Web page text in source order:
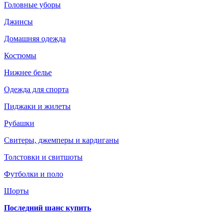
Головные уборы
Джинсы
Домашняя одежда
Костюмы
Нижнее белье
Одежда для спорта
Пиджаки и жилеты
Рубашки
Свитеры, джемперы и кардиганы
Толстовки и свитшоты
Футболки и поло
Шорты
Последний шанс купить